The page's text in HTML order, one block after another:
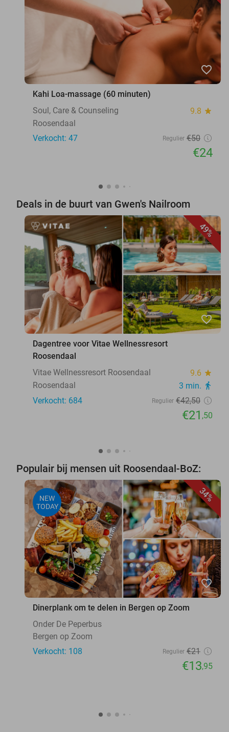
favorite_border
Kahi Loa-massage (60 minuten)
Soul, Care & Counseling
9.8 star
Roosendaal
Verkocht: 47
Regulier €50
€24
Deals in de buurt van Gwen's Nailroom
49%
favorite_border
Dagentree voor Vitae Wellnessresort
Roosendaal
Vitae Wellnessresort Roosendaal
9.6 star
Roosendaal 3 min. directions_walk
Verkocht: 684 Regulier €42,50
€21 ,50
Populair bij mensen uit Roosendaal-BoZ:
34%
NEW
TODAY
favorite_border
Dinerplank om te delen in Bergen op Zoom
Onder De Peperbus
Bergen op Zoom
Verkocht: 108
Regulier €21
€13,95